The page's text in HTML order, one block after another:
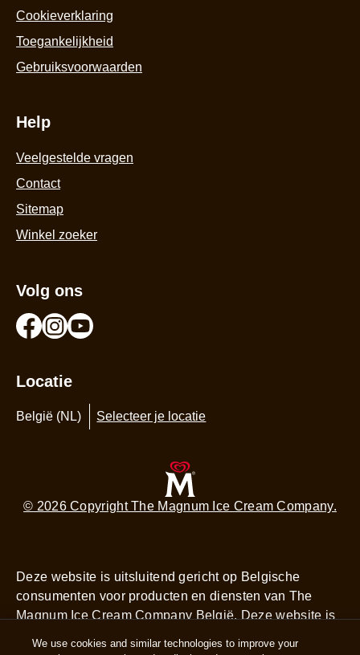
Cookieverklaring
Toegankelijkheid
Gebruiksvoorwaarden
Help
Veelgestelde vragen
Contact
Sitemap
Winkel zoeker
Volg ons
Locatie
België (NL) Selecteer je locatie
© 2026 Copyright The Magnum Ice Cream Company.
Deze website is uitsluitend gericht op Belgische
consumenten voor producten en diensten van The
Magnum Ice Cream Company België. Deze website is
We use cookies and similar technologies to improve your